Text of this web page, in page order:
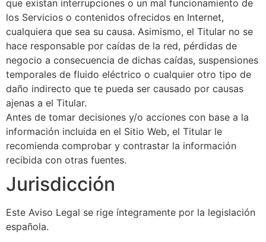
que existan interrupciones o un mal funcionamiento de
los Servicios o contenidos ofrecidos en Internet,
cualquiera que sea su causa. Asimismo, el Titular no se
hace responsable por caídas de la red, pérdidas de
negocio a consecuencia de dichas caídas, suspensiones
temporales de fluido eléctrico o cualquier otro tipo de
daño indirecto que te pueda ser causado por causas
ajenas a el Titular.
Antes de tomar decisiones y/o acciones con base a la
información incluida en el Sitio Web, el Titular le
recomienda comprobar y contrastar la información
recibida con otras fuentes.
Jurisdicción
Este Aviso Legal se rige íntegramente por la legislación
española.